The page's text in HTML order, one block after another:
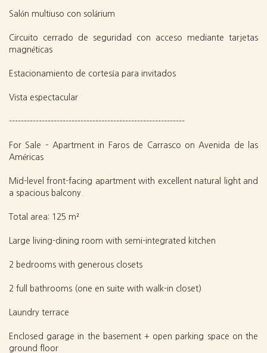
Salón multiuso con solárium
Circuito cerrado de seguridad con acceso mediante tarjetas
magnéticas
Estacionamiento de cortesía para invitados
Vista espectacular
-----------------------------------------------------------
For Sale – Apartment in Faros de Carrasco on Avenida de las
Américas
Mid-level front-facing apartment with excellent natural light and
a spacious balcony.
Total area: 125 m²
Large living-dining room with semi-integrated kitchen
2 bedrooms with generous closets
2 full bathrooms (one en suite with walk-in closet)
Laundry terrace
Enclosed garage in the basement + open parking space on the
ground floor